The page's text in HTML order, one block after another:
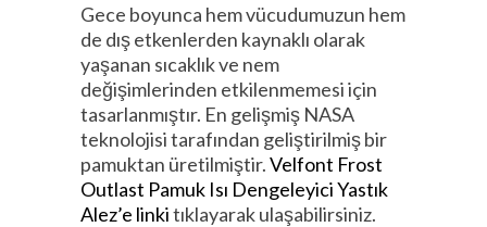
Gece boyunca hem vücudumuzun hem
de dış etkenlerden kaynaklı olarak
yaşanan sıcaklık ve nem
değişimlerinden etkilenmemesi için
tasarlanmıştır. En gelişmiş NASA
teknolojisi tarafından geliştirilmiş bir
pamuktan üretilmiştir.Velfont Frost
Outlast Pamuk Isı Dengeleyici Yastık
Alez’e linkitıklayarak ulaşabilirsiniz.